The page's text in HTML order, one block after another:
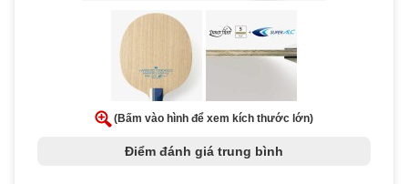
(Bấm vào hình để xem kích thước lớn)
Điểm đánh giá trung bình